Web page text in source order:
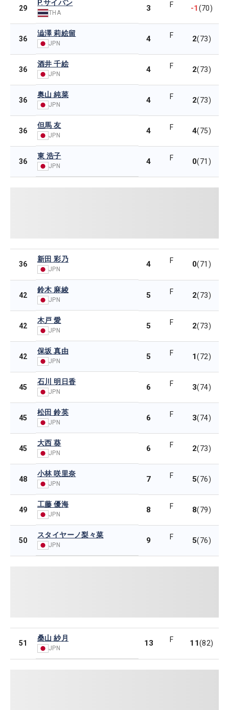
29
P.サイパン
THA 3 F -1(70)
36
澁澤 莉絵留
JPN 4 F 2(73)
36
酒井 千絵
JPN 4 F 2(73)
36
奥山 純菜
JPN 4 F 2(73)
36
但馬 友
JPN 4 F 4(75)
36
東 浩子
JPN 4 F 0(71)
36
新田 彩乃
JPN
4 F 0(71)
42
鈴木 麻綾
JPN 5 F 2(73)
42
木戸 愛
JPN 5 F 2(73)
42
保坂 真由
JPN 5 F 1(72)
45
石川 明日香
JPN 6 F 3(74)
45
松田 鈴英
JPN 6 F 3(74)
45
大西 葵
JPN 6 F 2(73)
48
小林 咲里奈
JPN 7 F 5(76)
49
工藤 優海
JPN 8 F 8(79)
50
スタイヤーノ梨々菜
JPN 9 F 5(76)
51
桑山 紗月
JPN
13 F 11(82)